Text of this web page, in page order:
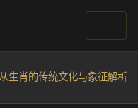
生肖的传统文化与象征解析